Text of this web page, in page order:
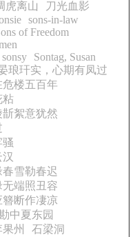
虎离山
刀光血影
sons-in-law
of Freedom
sonsy
Sontag, Susan
琅玕实，心期有凤过
楼五百年
粘
絮意犹然
骚
雪勒春迟
端照丑容
断作凄凉
中夏东园
州
石梁洞